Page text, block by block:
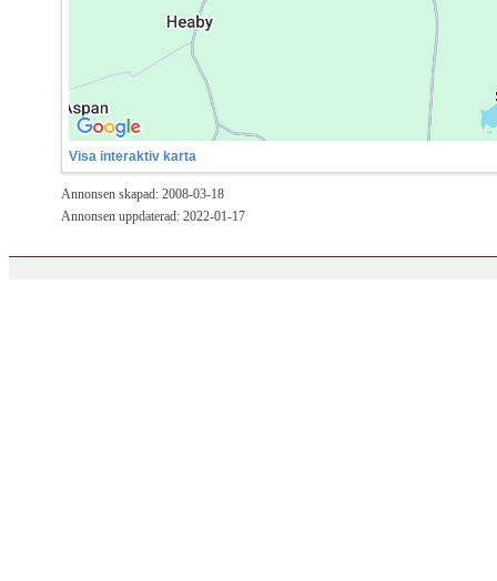
Visa interaktiv karta
Annonsen skapad: 2008-03-18
Annonsen uppdaterad: 2022-01-17